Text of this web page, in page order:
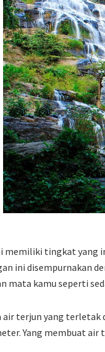
memiliki tingkat yang
ini disempurnakan
mata kamu seperti
air terjun yang terletak
Yang membuat